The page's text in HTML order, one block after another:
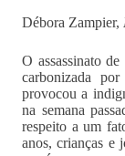
Débora Zampier,
O assassinato
carbonizada
provocou a
na semana
respeito a um
anos, crianças e